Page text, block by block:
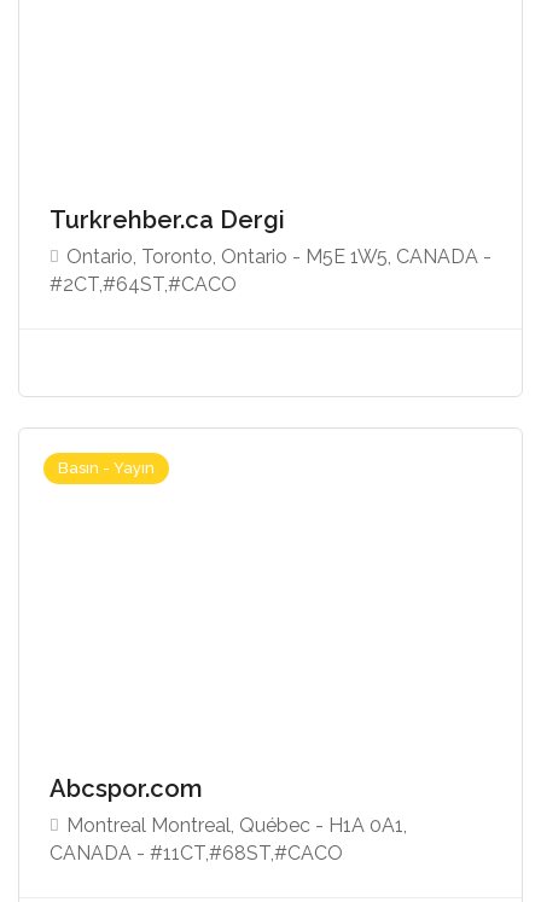
Turkrehber.ca Dergi
Ontario, Toronto, Ontario - M5E 1W5, CANADA -
#2CT,#64ST,#CACO
Basın - Yayın
Abcspor.com
Montreal Montreal, Québec - H1A 0A1,
CANADA - #11CT,#68ST,#CACO